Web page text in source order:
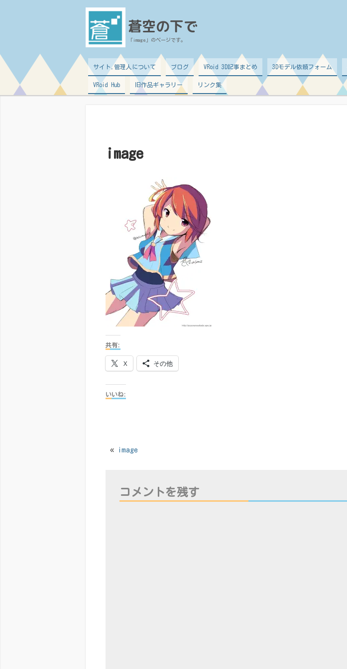
蒼空の下で
「image」のページです。
サイト,管理人について ブログ VRoid 3D記事まとめ 3Dモデル依頼フォーム
VRoid Hub 旧作品ギャラリー リンク集
image
共有:
X その他
いいね:
« image
コメントを残す